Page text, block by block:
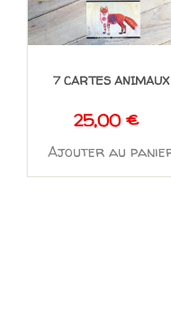
7 CARTES ANIMAUX
25,00€
Ajouter au